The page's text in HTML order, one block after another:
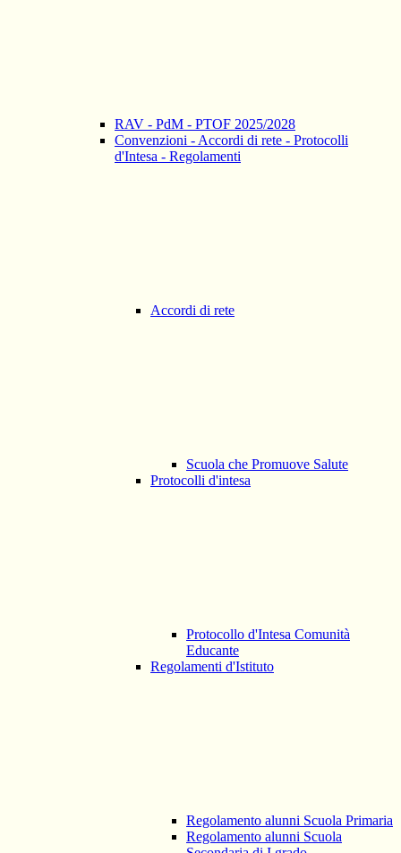
RAV - PdM - PTOF 2025/2028
Convenzioni - Accordi di rete - Protocolli
d'Intesa - Regolamenti
Accordi di rete
Scuola che Promuove Salute
Protocolli d'intesa
Protocollo d'Intesa Comunità
Educante
Regolamenti d'Istituto
Regolamento alunni Scuola Primaria
Regolamento alunni Scuola